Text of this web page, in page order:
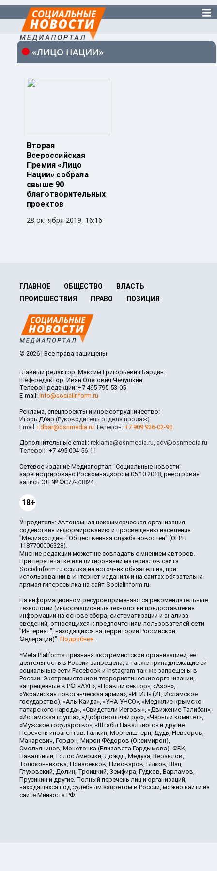
«ЛИЦО НАЦИИ»
Вторая
Всероссийская
Премия «Лицо
Нации» собрала
свыше 90
благотворительных
проектов
28 октября 2019, 16:16
ГЛАВНОЕ ОБЩЕСТВО
ВЛАСТЬ
ПРОИСШЕСТВИЯ
ПРАВО ПОЗИЦИЯ
© 2026 | Все права защищены
Главный редактор: Максим Григорьевич Бардин.
Шеф-редактор: Иван Олегович Чечушкин.
Телефон редакции: +7 495 795-53-05
E-mail: info@socialinform.ru
Реклама, спецпроекты и иное сотрудничество:
Игорь Дбар (Руководитель отдела продаж)
Email: i.dbar@osnmedia.ru Телефон: +7 909 936-02-90
Дополнительные email: reklama@osnmedia.ru, adv@osnmedia.ru
Телефон: +7 495 004-56-11
Сетевое издание Медиапортал "Социальные новости"
зарегистрировано Роскомнадзором 05.10.2018, реестровая
запись ЭЛ № ФС77-73824.
18+
Учредитель: Автономная некоммерческая организация
содействия информированию и просвещению населения
"Медиахолдинг "Общественная служба новостей" (ОГРН
1187700006328).
Мнение редакции может не совпадать с мнением авторов.
При перепечатке или цитировании материалов сайта
Socialinform.ru ссылка на источник обязательна, при
использовании в Интернет-изданиях и на сайтах обязательна
прямая гиперссылка на сайт Socialinform.ru.
На информационном ресурсе применяются рекомендательные
технологии (информационные технологии предоставления
информации на основе сбора, систематизации и анализа
сведений, относящихся к предпочтениям пользователей сети
"Интернет", находящихся на территории Российской
Федерации)". Подробнее.
*Meta Platforms признана экстремистской организацией, её
деятельность в России запрещена, а также принадлежащие ей
социальные сети Facebook и Instagram так же запрещены в
России. Экстремистские и террористические организации,
запрещенные в РФ: «АУЕ», «Правый сектор», «Азов»,
«Украинская повстанческая армия», «ИГИЛ» (ИГ, Исламское
государство), «Аль-Каида», «УНА-УНСО», «Меджлис крымско-
татарского народа», «Свидетели Иеговы», «Движение Талибан»,
«Исламская группа», «Добровольчий рух», «Чёрный комитет»,
«Мужское государство», «Штабы Навального» и другие.
Перечень иноагентов: Галкин, Моргенштерн, Дудь, Невзоров,
Макаревич, Гордон, Мирон Фёдоров (Оксимирон),
Смольянинов, Монеточка (Елизавета Гардымова), ФБК,
Навальный, Голос Америки, Дождь, Медуза, Верзилов,
Толоконникова, Понасенков, Пивоваров, Быков, Шац,
Глуховский, Долин, Троицкий, Земфира, Гудков, Варламов,
Прусикин и другие. Полный перечень лиц и организаций,
находящихся под судебным запретом в России, можно найти на
сайте Минюста РФ.